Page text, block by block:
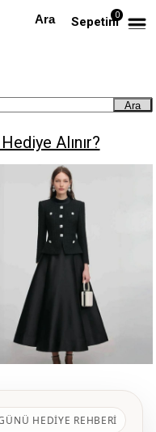
Sepetim0
Ara
Alınır?
HEDIYE REHBERI